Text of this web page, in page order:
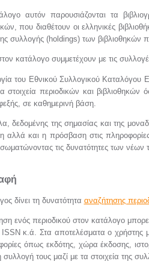
αυτόν παρουσιάζονται τα
που διαθέτουν οι ελληνικές
συλλογής (holdings) των βιβλιοθηκών
κατάλογο συμμετέχουν με τις
του Εθνικού Συλλογικού Καταλόγου
στοιχεία περιοδικών και
σε καθημερινή βάση.
δεδομένης της σημασίας και της
αλλά και η πρόσβαση στις
τις δυνατότητες των νέων
δίνει τη δυνατότητα αναζήτησης
ενός περιοδικού στον κατάλογο
ISSN κ.ά. Στα αποτελέσματα ο χρήστης
όπως εκδότης, χώρα έκδοσης,
συλλογή τους μαζί με τα στοιχεία της